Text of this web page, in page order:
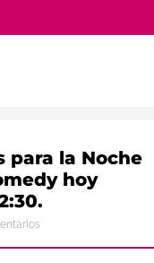
para la Noche
hoy